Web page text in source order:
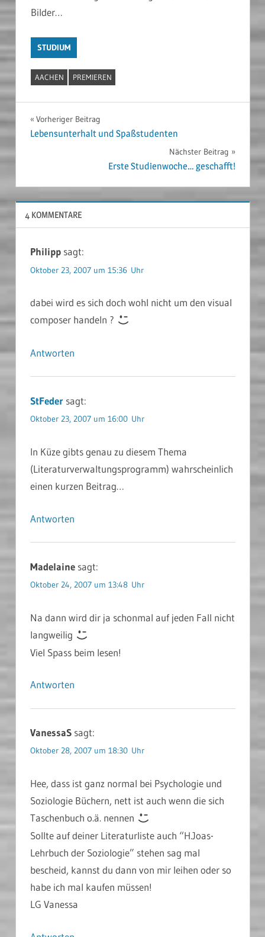
Bilder…
STUDIUM
AACHEN PREMIEREN
Beitragsnavigation
Vorheriger Beitrag
Lebensunterhalt und Spaßstudenten
Nächster Beitrag
Erste Studienwoche… geschafft!
4 KOMMENTARE
Philipp sagt:
Oktober 23, 2007 um 15:36 Uhr
dabei wird es sich doch wohl nicht um den visual
composer handeln ?
Antworten
StFeder sagt:
Oktober 23, 2007 um 16:00 Uhr
In Küze gibts genau zu diesem Thema
(Literaturverwaltungsprogramm) wahrscheinlich
einen kurzen Beitrag…
Antworten
Madelaine sagt:
Oktober 24, 2007 um 13:48 Uhr
Na dann wird dir ja schonmal auf jeden Fall nicht
langweilig
Viel Spass beim lesen!
Antworten
VanessaS sagt:
Oktober 28, 2007 um 18:30 Uhr
Hee, dass ist ganz normal bei Psychologie und
Soziologie Büchern, nett ist auch wenn die sich
Taschenbuch o.ä. nennen
Sollte auf deiner Literaturliste auch “H.Joas-
Lehrbuch der Soziologie” stehen sag mal
bescheid, kannst du dann von mir leihen oder so
habe ich mal kaufen müssen!
LG Vanessa